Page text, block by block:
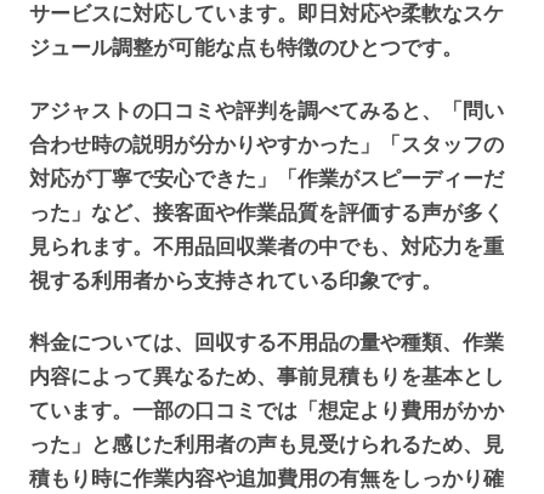
サービスに対応しています。即日対応や柔軟なスケ
ジュール調整が可能な点も特徴のひとつです。
アジャストの口コミや評判を調べてみると、「問い
合わせ時の説明が分かりやすかった」「スタッフの
対応が丁寧で安心できた」「作業がスピーディーだ
った」など、接客面や作業品質を評価する声が多く
見られます。不用品回収業者の中でも、対応力を重
視する利用者から支持されている印象です。
料金については、回収する不用品の量や種類、作業
内容によって異なるため、事前見積もりを基本とし
ています。一部の口コミでは「想定より費用がかか
った」と感じた利用者の声も見受けられるため、見
積もり時に作業内容や追加費用の有無をしっかり確